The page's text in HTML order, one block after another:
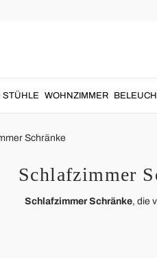
STÜHLE WOHNZIMMER
Schränke
Schlafzimmer
Schlafzimmer Schränke, die